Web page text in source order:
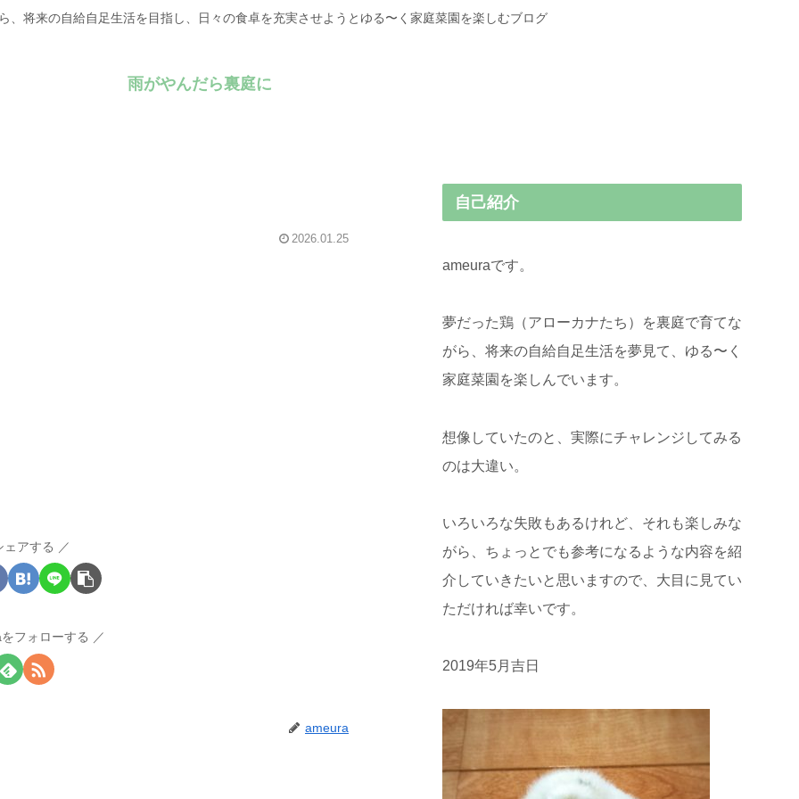
、将来の自給自足生活を目指し、日々の食卓を充実させようとゆる〜く家庭菜園を楽しむブログ
雨がやんだら裏庭に
2026.01.25
ェアする
フォローする
ameura
自己紹介
ameuraです。
夢だった鶏（アローカナたち）を裏庭で育てな
がら、将来の自給自足生活を夢見て、ゆる〜く
家庭菜園を楽しんでいます。
想像していたのと、実際にチャレンジしてみる
のは大違い。
いろいろな失敗もあるけれど、それも楽しみな
がら、ちょっとでも参考になるような内容を紹
介していきたいと思いますので、大目に見てい
ただければ幸いです。
2019年5月吉日